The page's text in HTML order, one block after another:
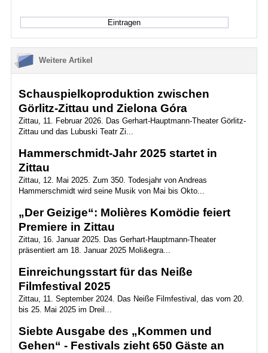
Weitere Artikel
Schauspielkoproduktion zwischen
Görlitz-Zittau und Zielona Góra
Zittau, 11. Februar 2026. Das Gerhart-Hauptmann-Theater Görlitz-
Zittau und das Lubuski Teatr Zi...
Hammerschmidt-Jahr 2025 startet in
Zittau
Zittau, 12. Mai 2025. Zum 350. Todesjahr von Andreas
Hammerschmidt wird seine Musik von Mai bis Okto...
„Der Geizige“: Molières Komödie feiert
Premiere in Zittau
Zittau, 16. Januar 2025. Das Gerhart-Hauptmann-Theater
präsentiert am 18. Januar 2025 Moli&egra...
Einreichungsstart für das Neiße
Filmfestival 2025
Zittau, 11. September 2024. Das Neiße Filmfestival, das vom 20.
bis 25. Mai 2025 im Dreil...
Siebte Ausgabe des „Kommen und
Gehen“ - Festivals zieht 650 Gäste an